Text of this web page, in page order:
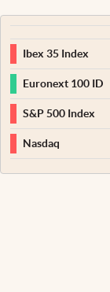
Ibex 35 Index
Euronext 100 ID
S&P 500 Index
Nasdaq